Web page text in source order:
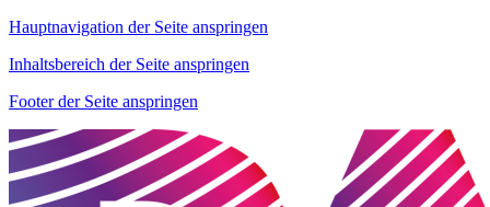
Hauptnavigation der Seite anspringen
Inhaltsbereich der Seite anspringen
Footer der Seite anspringen